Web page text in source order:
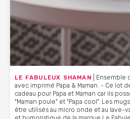
LE FABULEUX SHAMAN | Ensemble
avec imprimé Papa & Maman. - Ce lot
cadeau pour Papa et Maman car ils
"Maman poule" et "Papa cool". Les
être utilisés au micro onde et au lave-